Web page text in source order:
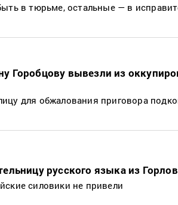
в тюрьме, остальные — в
Горобцову вывезли из
для обжалования приговора
русского языка из
силовики не привели